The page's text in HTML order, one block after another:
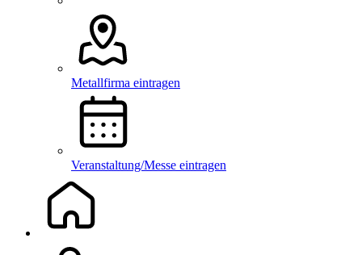
Metallfirma eintragen
Veranstaltung/Messe eintragen